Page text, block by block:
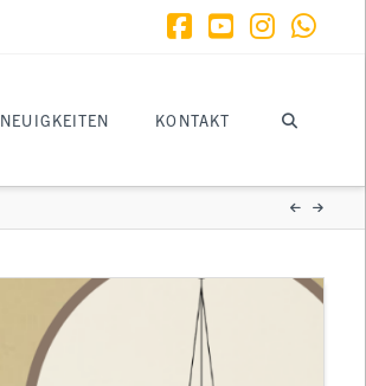
NEUIGKEITEN KONTAKT